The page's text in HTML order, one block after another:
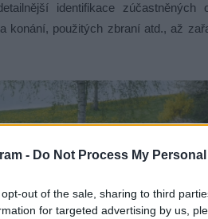
- Do Not Process My
out of the sale, sharing to third
for targeted advertising by us,
identifikace zúčastněných
konání, použitých zbraní atd., až